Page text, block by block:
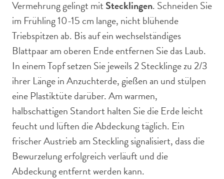
Vermehrung gelingt mit Stecklingen. Schneiden Sie
im Frühling 10-15 cm lange, nicht blühende
Triebspitzen ab. Bis auf ein wechselständiges
Blattpaar am oberen Ende entfernen Sie das Laub.
In einem Topf setzen Sie jeweils 2 Stecklinge zu 2/3
ihrer Länge in Anzuchterde, gießen an und stülpen
eine Plastiktüte darüber. Am warmen,
halbschattigen Standort halten Sie die Erde leicht
feucht und lüften die Abdeckung täglich. Ein
frischer Austrieb am Steckling signalisiert, dass die
Bewurzelung erfolgreich verläuft und die
Abdeckung entfernt werden kann.